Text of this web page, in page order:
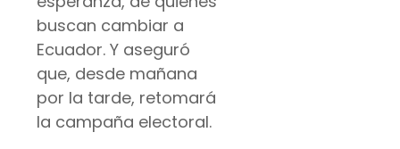
buscan cambiar a
Ecuador. Y aseguró
que, desde mañana
por la tarde, retomará
la campaña electoral.